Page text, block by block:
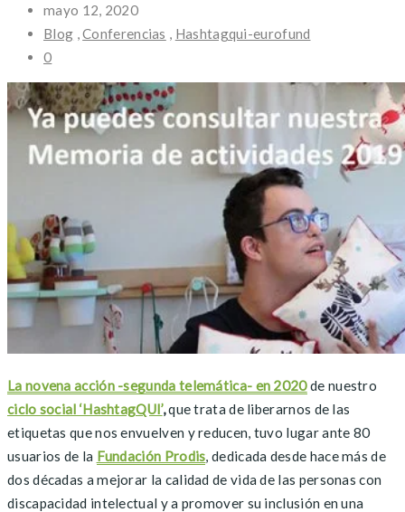
mayo 12, 2020
Blog ,Conferencias
Hashtagqui-eurofund
0
La novena acción -segunda telemática- en 2020de nuestro
ciclo social ‘HashtagQUI’,que trata de liberarnos de las
etiquetas que nos envuelven y reducen, tuvo lugar ante 80
usuarios de la Fundación Prodis, dedicada desde hace más de
dos décadas a mejorar la calidad de vida de las personas con
discapacidad intelectual y a promover su inclusión en una